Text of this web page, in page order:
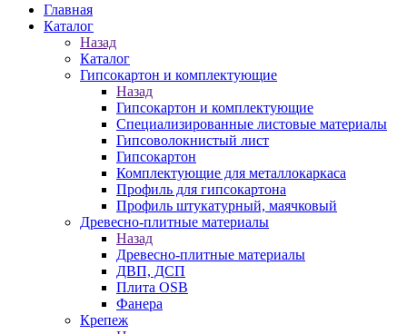
Главная
Каталог
Назад
Каталог
Гипсокартон и комплектующие
Назад
Гипсокартон и комплектующие
Специализированные листовые материалы
Гипсоволокнистый лист
Гипсокартон
Комплектующие для металлокаркаса
Профиль для гипсокартона
Профиль штукатурный, маячковый
Древесно-плитные материалы
Назад
Древесно-плитные материалы
ДВП, ДСП
Плита OSB
Фанера
Крепеж